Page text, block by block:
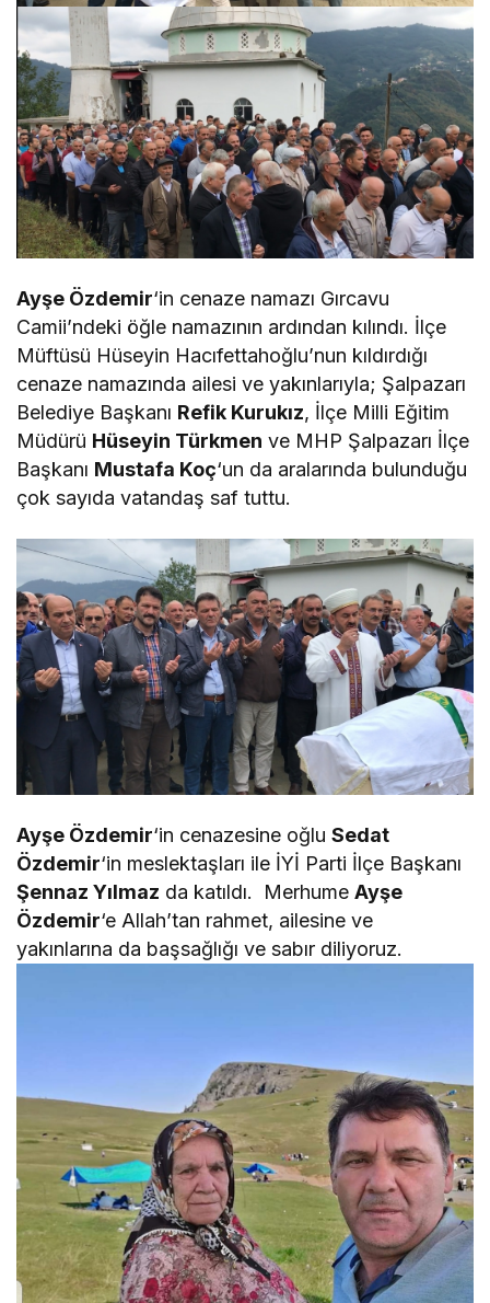
Ayşe Özdemir‘in cenaze namazı Gırcavu
Camii’ndeki öğle namazının ardından kılındı. İlçe
Müftüsü Hüseyin Hacıfettahoğlu’nun kıldırdığı
cenaze namazında ailesi ve yakınlarıyla; Şalpazarı
Belediye Başkanı Refik Kurukız, İlçe Milli Eğitim
Müdürü Hüseyin Türkmen ve MHP Şalpazarı İlçe
Başkanı Mustafa Koç‘un da aralarında bulunduğu
çok sayıda vatandaş saf tuttu.
Ayşe Özdemir‘in cenazesine oğluSedat
Özdemir‘in meslektaşları ile İYİ Parti İlçe Başkanı
Şennaz Yılmaz da katıldı. MerhumeAyşe
Özdemir‘e Allah’tan rahmet, ailesine ve
yakınlarına da başsağlığı ve sabır diliyoruz.